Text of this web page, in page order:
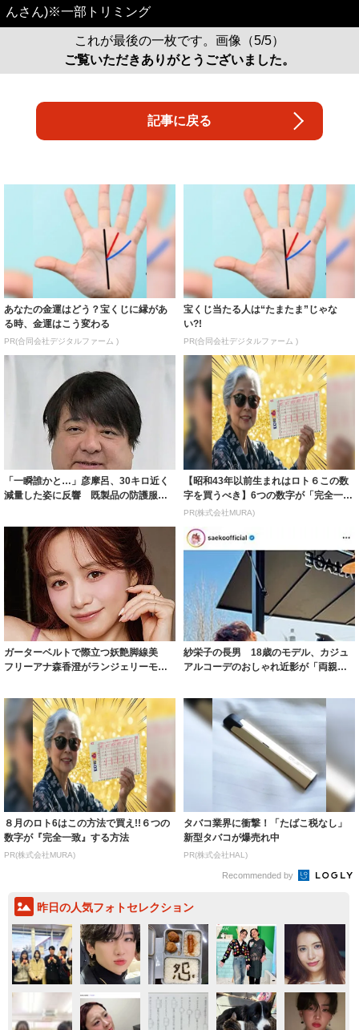
んさん)※一部トリミング
これが最後の一枚です。画像（5/5）
ご覧いただきありがとうございました。
記事に戻る
あなたの金運はどう？宝くじに縁があ
る時、金運はこう変わる
PR(合同会社デジタルファーム )
宝くじ当たる人は“たまたま”じゃな
い?!
PR(合同会社デジタルファーム )
「一瞬誰かと…」彦摩呂、30キロ近く
減量した姿に反響 既製品の防護服が
【昭和43年以前生まれはロト６この数
字を買うべき】6つの数字が「完全一
致」する方...
PR(株式会社MURA)
ガーターベルトで際立つ妖艶脚線美
フリーアナ森香澄がランジェリーモデ
紗栄子の長男 18歳のモデル、カジュ
アルコーデのおしゃれ近影が「両親の
８月のロト6はこの方法で買え!!６つの
数字が『完全一致』する方法
PR(株式会社MURA)
タバコ業界に衝撃！「たばこ税なし」
新型タバコが爆売れ中
PR(株式会社HAL)
Recommended by
昨日の人気フォトセレクション